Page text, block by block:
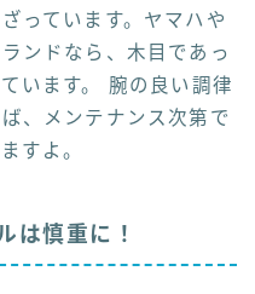
っています。ヤマハや
ンドなら、木目であっ
います。 腕の良い調律
、メンテナンス次第で
すよ。
は慎重に！